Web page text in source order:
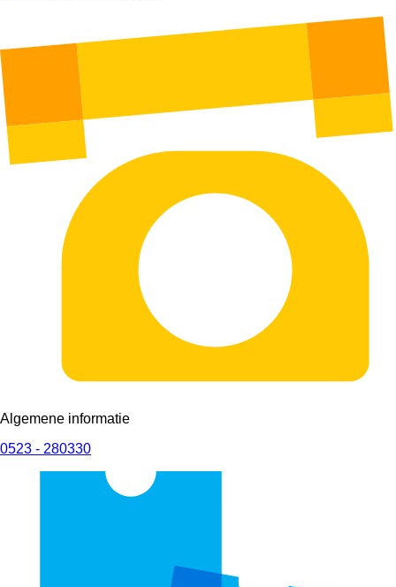
Algemene informatie
0523 - 280330